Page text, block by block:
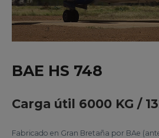
BAE HS 748
Carga útil 6000 KG /
Fabricado en Gran Bretaña por BAe